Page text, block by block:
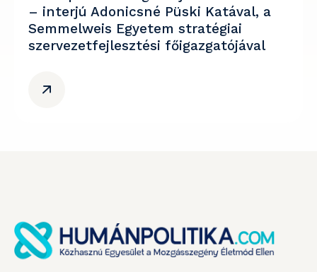
– interjú Adonicsné Püski Katával, a
Semmelweis Egyetem stratégiai
szervezetfejlesztési főigazgatójával